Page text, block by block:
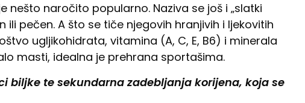
nešto naročito popularno. Naziva se još i „slatki
ili pečen. A što se tiče njegovih hranjivih i ljekovitih
ugljikohidrata, vitamina (A, C, E, B6) i minerala
masti, idealna je prehrana sportašima.
biljke te sekundarna zadebljanja korijena, koja se